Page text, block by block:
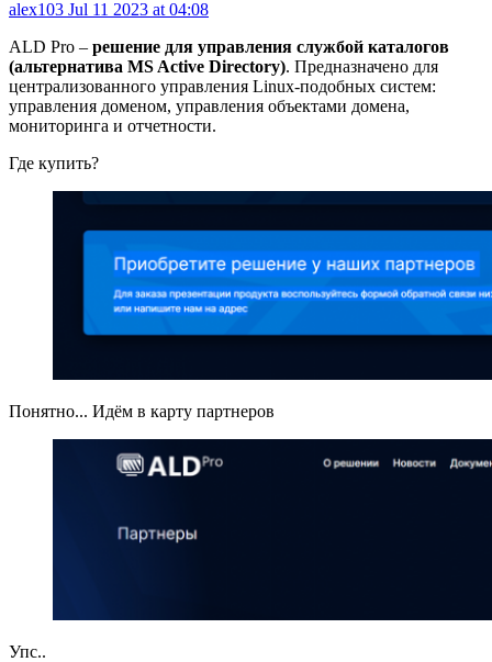
alex103 Jul 11 2023 at 04:08
ALD Pro – решение для управления службой каталогов
(альтернатива MS Active Directory). Предназначено для
централизованного управления Linux-подобных систем:
управления доменом, управления объектами домена,
мониторинга и отчетности.
Где купить?
Понятно... Идём в карту партнеров
Упс..